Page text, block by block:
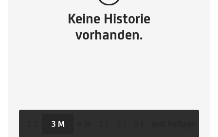
Keine Historie
vorhanden.
3 M